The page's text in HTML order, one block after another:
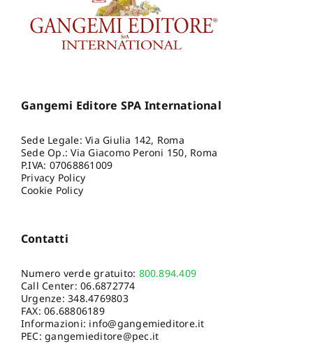
Gangemi Editore SPA International
Sede Legale: Via Giulia 142, Roma
Sede Op.: Via Giacomo Peroni 150, Roma
P.IVA: 07068861009
Privacy Policy
Cookie Policy
Contatti
Numero verde gratuito: 800.894.409
Call Center:06.6872774
Urgenze:348.4769803
FAX: 06.68806189
Informazioni: info@gangemieditore.it
PEC: gangemieditore@pec.it